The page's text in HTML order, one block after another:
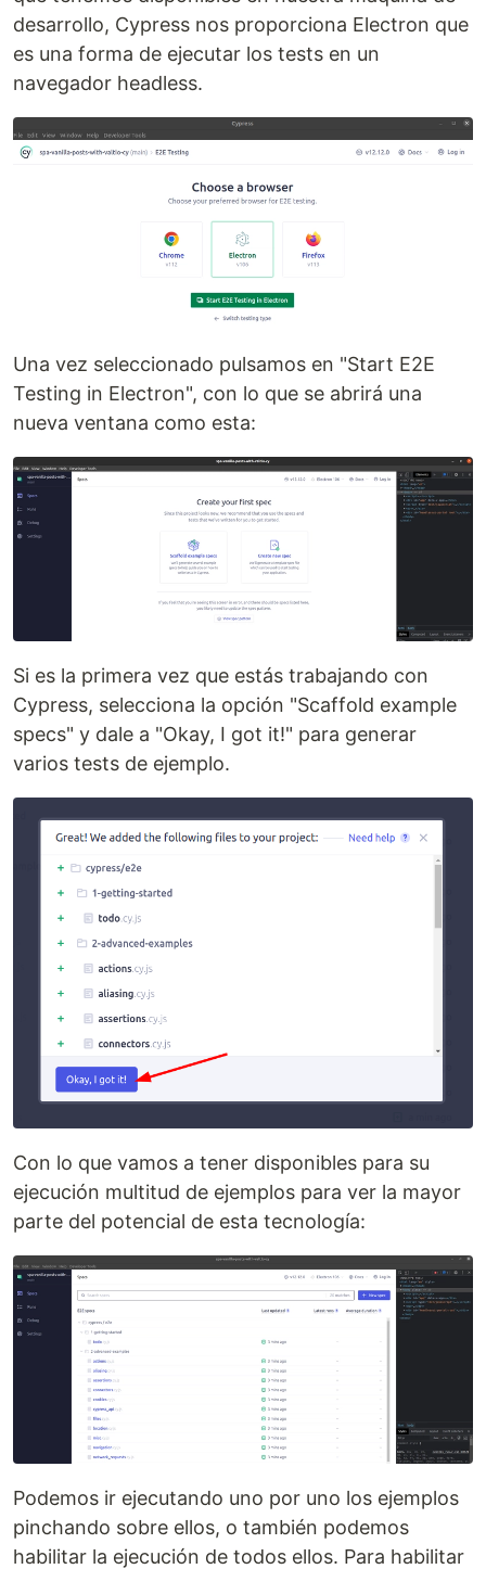
desarrollo, Cypress nos proporciona Electron que
es una forma de ejecutar los tests en un
navegador headless.
Una vez seleccionado pulsamos en "Start E2E
Testing in Electron", con lo que se abrirá una
nueva ventana como esta:
Si es la primera vez que estás trabajando con
Cypress, selecciona la opción "Scaffold example
specs" y dale a "Okay, I got it!" para generar
varios tests de ejemplo.
Con lo que vamos a tener disponibles para su
ejecución multitud de ejemplos para ver la mayor
parte del potencial de esta tecnología:
Podemos ir ejecutando uno por uno los ejemplos
pinchando sobre ellos, o también podemos
habilitar la ejecución de todos ellos. Para habilitar